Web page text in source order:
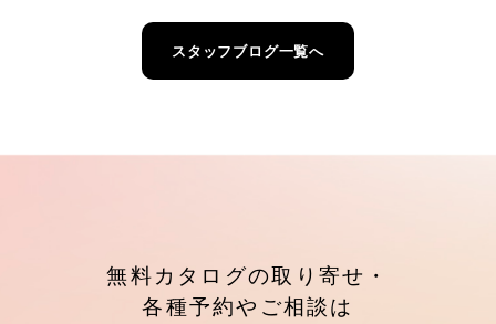
スタッフブログ一覧へ
無料カタログの取り寄せ・
各種予約やご相談は